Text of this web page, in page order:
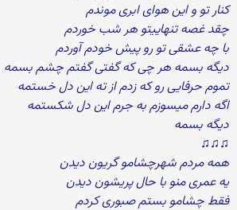
کنار تو و این هوای ابری موندم
چقد غصه تنهاییتو هر شب خوردم
با چه عشقی تو رو پیش خودم آوردم
دیگه بسمه هر چی که گفتی گفتم چشم بسمه
تموم حرفایی رو که زدم از ته این دل خستمه
اگه دارم میسوزم به جرم این دل شکستمه
دیگه بسمه
♫♫♫
همه مردم شهرچشامو گریون دیدن
یه عمری منو با حال پریشون دیدن
فقط چشامو بستم صبوری کردم